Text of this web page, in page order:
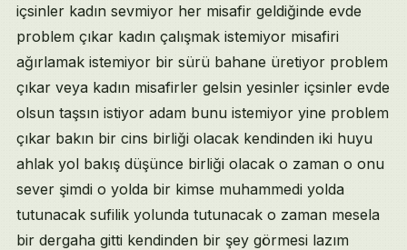
içsinler kadın sevmiyor her misafir geldiğinde evde
problem çıkar kadın çalışmak istemiyor misafiri
ağırlamak istemiyor bir sürü bahane üretiyor problem
çıkar veya kadın misafirler gelsin yesinler içsinler evde
olsun taşsın istiyor adam bunu istemiyor yine problem
çıkar bakın bir cins birliği olacak kendinden iki huyu
ahlak yol bakış düşünce birliği olacak o zaman o onu
sever şimdi o yolda bir kimse muhammedi yolda
tutunacak sufilik yolunda tutunacak o zaman mesela
bir dergaha gitti kendinden bir şey görmesi lazım